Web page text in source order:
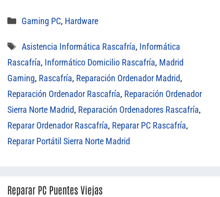
Categorías
Gaming PC, Hardware
Etiquetas
Asistencia Informática Rascafría, Informática
Rascafría, Informático Domicilio Rascafría, Madrid
Gaming, Rascafría, Reparación Ordenador Madrid,
Reparación Ordenador Rascafría, Reparación Ordenador
Sierra Norte Madrid, Reparación Ordenadores Rascafría,
Reparar Ordenador Rascafría, Reparar PC Rascafría,
Reparar Portátil Sierra Norte Madrid
Reparar PC Puentes Viejas